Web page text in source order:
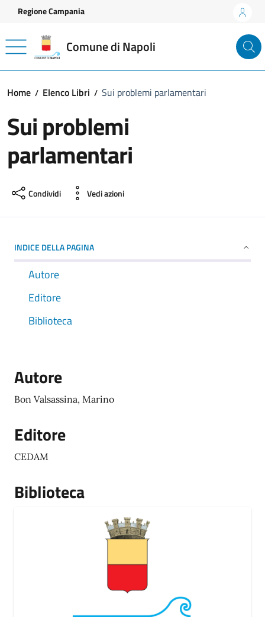
Vai ai contenuti
Vai al footer
Regione Campania
Comune di Napoli
Home Elenco Libri Sui problemi parlamentari
Sui problemi
parlamentari
Condividi Vedi azioni
INDICE DELLA PAGINA
Autore
Editore
Biblioteca
Autore
Bon Valsassina, Marino
Editore
CEDAM
Biblioteca